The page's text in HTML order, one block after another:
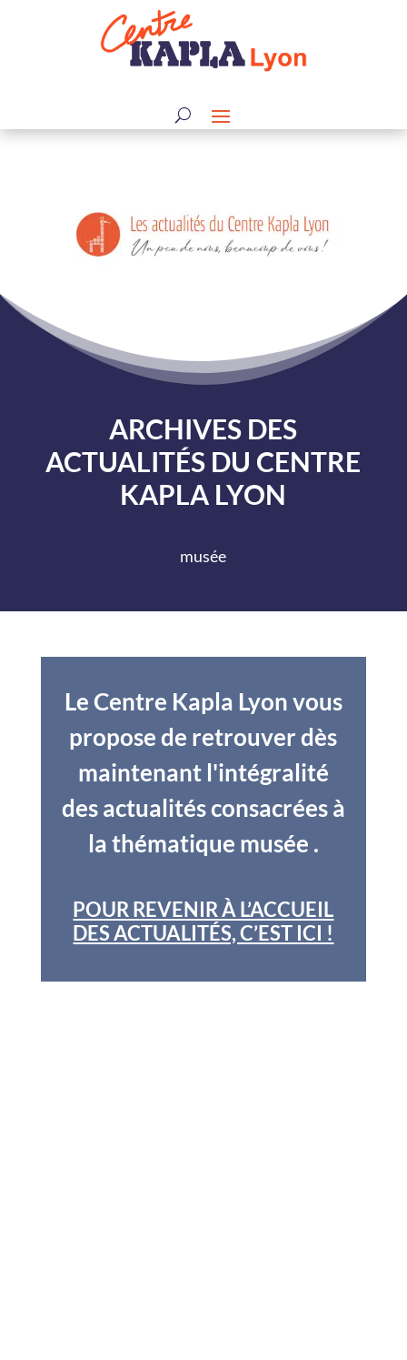
ARCHIVES DES
ACTUALITÉS DU CENTRE
KAPLA LYON
musée
Le Centre Kapla Lyon vous
propose de retrouver dès
maintenant l'intégralité
des actualités consacrées à
la thématique musée .
POUR REVENIR À L’ACCUEIL
DES ACTUALITÉS, C’EST ICI !